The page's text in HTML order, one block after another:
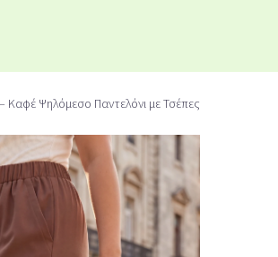
Καφέ Ψηλόμεσο Παντελόνι με Τσέπες